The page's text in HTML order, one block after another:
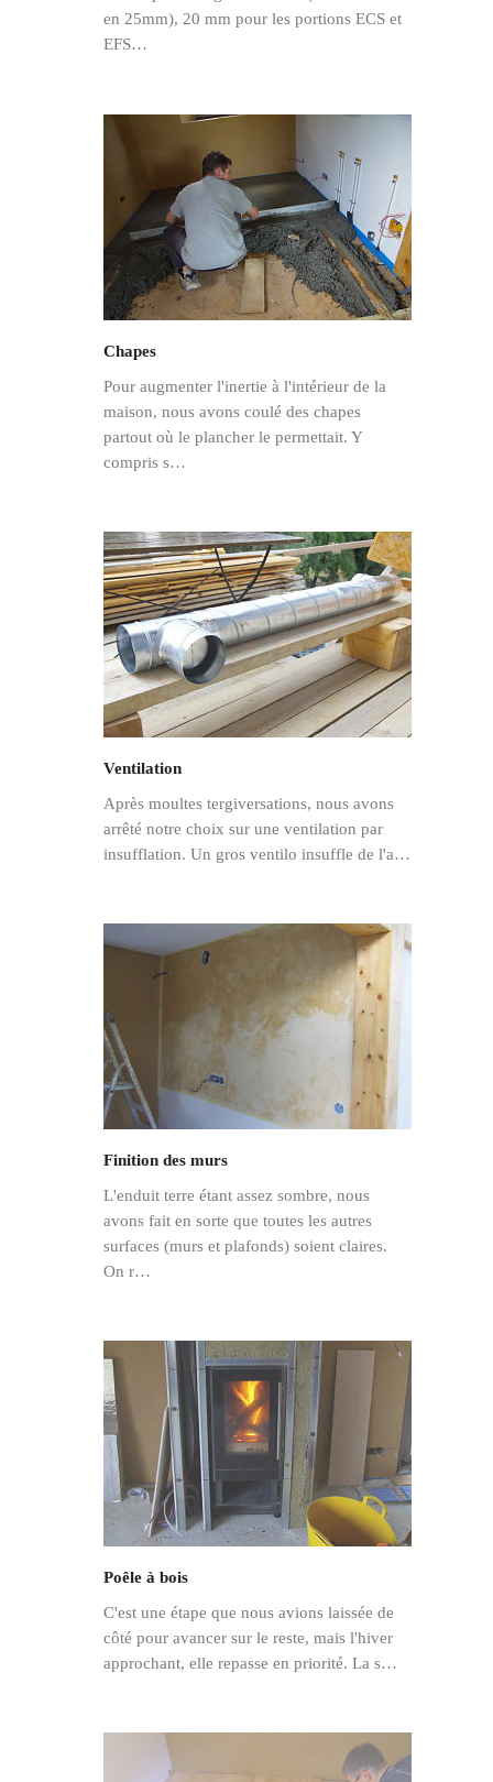
en 25mm), 20 mm pour les portions ECS et
EFS…
Chapes
Pour augmenter l'inertie à l'intérieur de la
maison, nous avons coulé des chapes
partout où le plancher le permettait. Y
compris s…
Ventilation
Après moultes tergiversations, nous avons
arrêté notre choix sur une ventilation par
insufflation. Un gros ventilo insuffle de l'a…
Finition des murs
L'enduit terre étant assez sombre, nous
avons fait en sorte que toutes les autres
surfaces (murs et plafonds) soient claires.
On r…
Poêle à bois
C'est une étape que nous avions laissée de
côté pour avancer sur le reste, mais l'hiver
approchant, elle repasse en priorité. La s…